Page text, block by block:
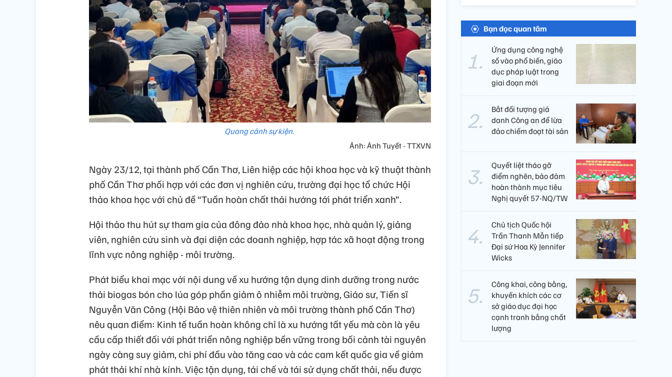
Quang cảnh sự kiện.
Ảnh: Ánh Tuyết - TTXVN
Ngày 23/12, tại thành phố Cần Thơ, Liên hiệp các hội khoa học và kỹ thuật thành
phố Cần Thơ phối hợp với các đơn vị nghiên cứu, trường đại học tổ chức Hội
thảo khoa học với chủ đề “Tuần hoàn chất thải hướng tới phát triển xanh”.
Hội thảo thu hút sự tham gia của đông đảo nhà khoa học, nhà quản lý, giảng
viên, nghiên cứu sinh và đại diện các doanh nghiệp, hợp tác xã hoạt động trong
lĩnh vực nông nghiệp - môi trường.
Phát biểu khai mạc với nội dung về xu hướng tận dụng dinh dưỡng trong nước
thải biogas bón cho lúa góp phần giảm ô nhiễm môi trường, Giáo sư, Tiến sĩ
Nguyễn Văn Công (Hội Bảo vệ thiên nhiên và môi trường thành phố Cần Thơ)
nêu quan điểm: Kinh tế tuần hoàn không chỉ là xu hướng tất yếu mà còn là yêu
cầu cấp thiết đối với phát triển nông nghiệp bền vững trong bối cảnh tài nguyên
ngày càng suy giảm, chi phí đầu vào tăng cao và các cam kết quốc gia về giảm
phát thải khí nhà kính. Việc tận dụng, tái chế và tái sử dụng chất thải, nếu được
Bạn đọc quan tâm
Ứng dụng công nghệ
số vào phổ biến, giáo
dục pháp luật trong
giai đoạn mới
Bắt đối tượng giả
danh Công an để lừa
đảo chiếm đoạt tài sản
Quyết liệt tháo gỡ
điểm nghẽn, bảo đảm
hoàn thành mục tiêu
Nghị quyết 57-NQ/TW
Chủ tịch Quốc hội
Trần Thanh Mẫn tiếp
Đại sứ Hoa Kỳ Jennifer
Wicks
Công khai, công bằng,
khuyến khích các cơ
sở giáo dục đại học
cạnh tranh bằng chất
lượng​